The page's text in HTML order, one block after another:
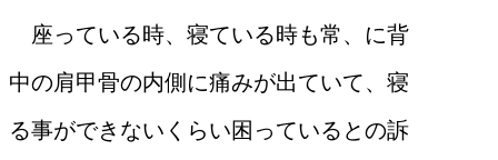
座っている時、寝ている時も常、に背
中の肩甲骨の内側に痛みが出ていて、寝
る事ができないくらい困っているとの訴